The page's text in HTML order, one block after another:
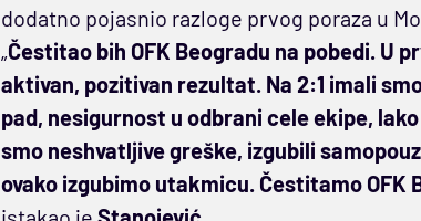
dodatno pojasnio razloge prvog poraza u
„Čestitao bih OFK Beogradu na pobedi. U
aktivan, pozitivan rezultat. Na 2:1 imali
pad, nesigurnost u odbrani cele ekipe,
smo neshvatljive greške, izgubili
ovako izgubimo utakmicu. Čestitamo